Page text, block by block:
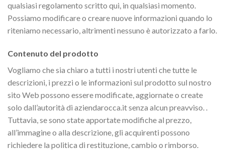
qualsiasi regolamento scritto qui, in qualsiasi momento.
Possiamo modificare o creare nuove informazioni quando lo
riteniamo necessario, altrimenti nessuno è autorizzato a farlo.
Contenuto del prodotto
Vogliamo che sia chiaro a tutti i nostri utenti che tutte le
descrizioni, i prezzi o le informazioni sul prodotto sul nostro
sito Web possono essere modificate, aggiornate o create
solo dall’autorità di aziendarocca.it senza alcun preavviso. .
Tuttavia, se sono state apportate modifiche al prezzo,
all’immagine o alla descrizione, gli acquirenti possono
richiedere la politica di restituzione, cambio o rimborso.